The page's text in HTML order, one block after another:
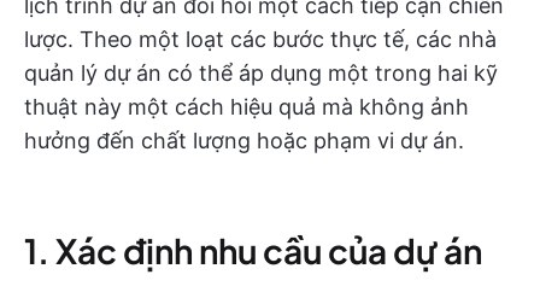
lịch trình dự án đòi hỏi một cách tiếp cận chiến
lược. Theo một loạt các bước thực tế, các nhà
quản lý dự án có thể áp dụng một trong hai kỹ
thuật này một cách hiệu quả mà không ảnh
hưởng đến chất lượng hoặc phạm vi dự án.
1. Xác định nhu cầu của dự án